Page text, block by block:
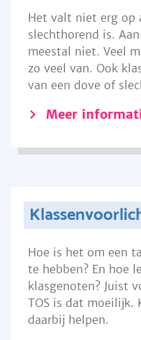
Het valt niet erg op
slechthorend is.
meestal niet. Veel
zo veel van. Ook
van een dove of
Meer
Hoe is het om een
te hebben? En hoe
klasgenoten? Juist
TOS is dat moeilijk.
daarbij helpen.